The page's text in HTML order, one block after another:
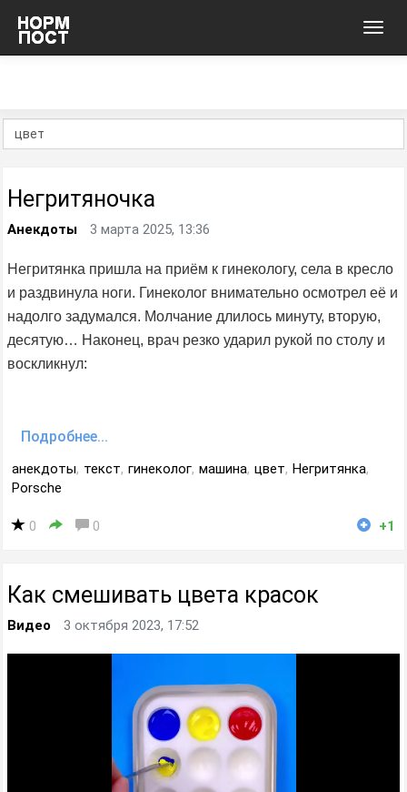
Негритяночка
Анекдоты 3 марта 2025, 13:36
Негритянка пришла на приём к гинекологу, села в кресло
и раздвинула ноги. Гинеколог внимательно осмотрел её и
надолго задумался. Молчание длилось минуту, вторую,
десятую… Наконец, врач резко ударил рукой по столу и
воскликнул:
Подробнее...
анекдоты, текст, гинеколог, машина, цвет, Негритянка,
Porsche
0 0 +1
Как смешивать цвета красок
Видео 3 октября 2023, 17:52